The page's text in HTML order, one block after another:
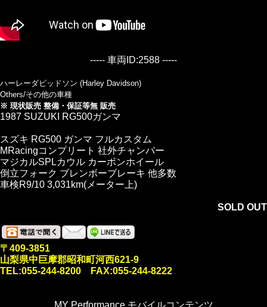
----- 車両ID:2588 -----
ハーレーダビッドソン (Harley Davidson)
Others/その他の車種
※ 現状販売 整備・保証等無 販売
1987 SUZUKI RG500ガンマ
スズキ RG500 ガンマ フルカスタム
MRacingコンプリート 社外チャンバー
マジカルSPLカウル カーボンホイール
倒立フォーク ブレンボーブレーキ 他多数
車検R9/10 3,031km(メーター上)
SOLD OUT
〒409-3851
山梨県中巨摩郡昭和町河西621-9
TEL:055-244-8200 FAX:055-244-8222
MY Performance モバイルコンテンツ